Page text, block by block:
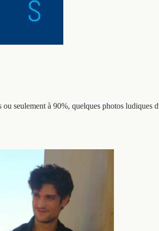
seulement à 90%, quelques photos ludiques